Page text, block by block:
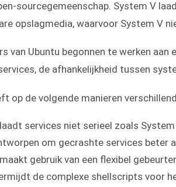
sourcegemeenschap. System V
opslagmedia, waarvoor System V
van Ubuntu begonnen te werken
de afhankelijkheid tussen
op de volgende manieren
services niet serieel zoals
om gecrashte services beter
gebruik van een flexibel
de complexe shellscripts voor